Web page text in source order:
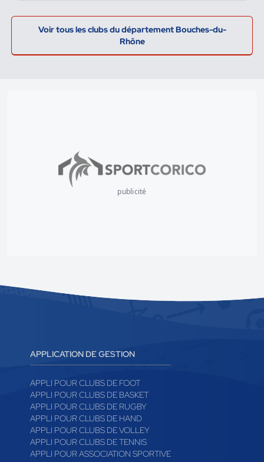
Voir tous les clubs du département Bouches-du-
Rhône
publicité
APPLICATION DE GESTION
APPLI POUR CLUBS DE FOOT
APPLI POUR CLUBS DE BASKET
APPLI POUR CLUBS DE RUGBY
APPLI POUR CLUBS DE HAND
APPLI POUR CLUBS DE VOLLEY
APPLI POUR CLUBS DE TENNIS
APPLI POUR ASSOCIATION SPORTIVE